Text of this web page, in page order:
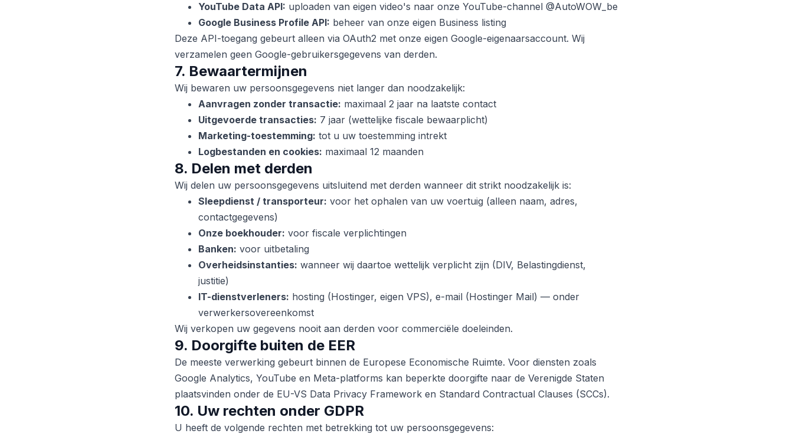
YouTube Data API: uploaden van eigen video's naar onze YouTube-channel @AutoWOW_be
Google Business Profile API: beheer van onze eigen Business listing
Deze API-toegang gebeurt alleen via OAuth2 met onze eigen Google-eigenaarsaccount. Wij
verzamelen geen Google-gebruikersgegevens van derden.
7. Bewaartermijnen
Wij bewaren uw persoonsgegevens niet langer dan noodzakelijk:
Aanvragen zonder transactie: maximaal 2 jaar na laatste contact
Uitgevoerde transacties: 7 jaar (wettelijke fiscale bewaarplicht)
Marketing-toestemming: tot u uw toestemming intrekt
Logbestanden en cookies: maximaal 12 maanden
8. Delen met derden
Wij delen uw persoonsgegevens uitsluitend met derden wanneer dit strikt noodzakelijk is:
Sleepdienst / transporteur: voor het ophalen van uw voertuig (alleen naam, adres,
contactgegevens)
Onze boekhouder: voor fiscale verplichtingen
Banken: voor uitbetaling
Overheidsinstanties: wanneer wij daartoe wettelijk verplicht zijn (DIV, Belastingdienst,
justitie)
IT-dienstverleners: hosting (Hostinger, eigen VPS), e-mail (Hostinger Mail) — onder
verwerkersovereenkomst
Wij verkopen uw gegevens nooit aan derden voor commerciële doeleinden.
9. Doorgifte buiten de EER
De meeste verwerking gebeurt binnen de Europese Economische Ruimte. Voor diensten zoals
Google Analytics, YouTube en Meta-platforms kan beperkte doorgifte naar de Verenigde Staten
plaatsvinden onder de EU-VS Data Privacy Framework en Standard Contractual Clauses (SCCs).
10. Uw rechten onder GDPR
U heeft de volgende rechten met betrekking tot uw persoonsgegevens: